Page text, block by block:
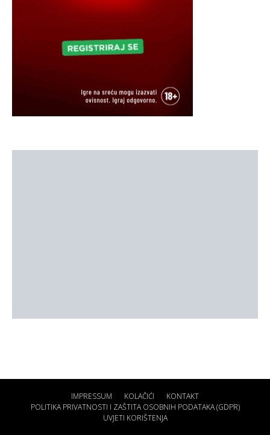
IMPRESSUM KOLAČIĆI
KONTAKT
POLITIKA PRIVATNOSTI I ZAŠTITA OSOBNIH PODATAKA (GDPR)
UVJETI KORIŠTENJA